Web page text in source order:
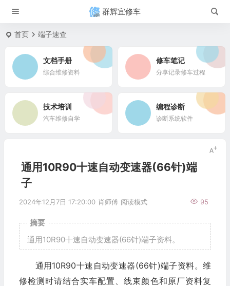
群辉宜修车
首页 端子速查
文档手册
综合维修资料
修车笔记
分享记录修车过程
技术培训
汽车维修自学
编程诊断
诊断系统软件
通用10R90十速自动变速器(66针)端
子
2024年12月7日 17:20:00 肖师傅 95
阅读模式
摘要
通用10R90十速自动变速器(66针)端子资料。
通用10R90十速自动变速器(66针)端子资料。维
修检测时请结合实车配置、线束颜色和原厂资料复